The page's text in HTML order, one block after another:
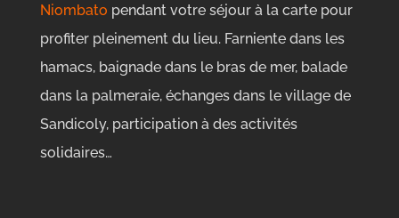
Niombato pendant votre séjour à la carte pour
profiter pleinement du lieu. Farniente dans les
hamacs, baignade dans le bras de mer, balade
dans la palmeraie, échanges dans le village de
Sandicoly, participation à des activités
solidaires…